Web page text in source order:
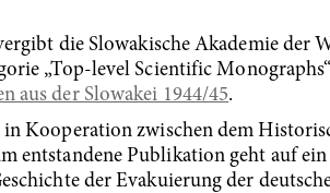
die Slowakische Akademie der
„Top-level Scientific
aus der Slowakei 1944/45.
in Kooperation zwischen dem
entstandene Publikation geht auf
der Evakuierung der